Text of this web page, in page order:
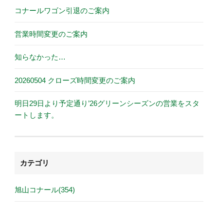
コナールワゴン引退のご案内
営業時間変更のご案内
知らなかった…
20260504 クローズ時間変更のご案内
明日29日より予定通り’26グリーンシーズンの営業をスタ
ートします。
カテゴリ
旭山コナール(354)